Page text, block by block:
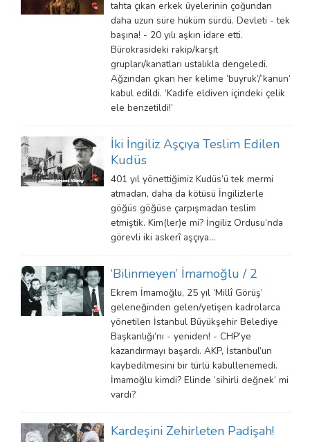
tahta çıkan erkek üyelerinin çoğundan
daha uzun süre hüküm sürdü. Devleti - tek
başına! - 20 yılı aşkın idare etti.
Bürokrasideki rakip/karşıt
grupları/kanatları ustalıkla dengeledi.
Ağzından çıkan her kelime ‘buyruk’/‘kanun’
kabul edildi. ‘Kadife eldiven içindeki çelik
ele benzetildi!’
İki İngiliz Aşçıya Teslim Edilen
Kudüs
401 yıl yönettiğimiz Kudüs’ü tek mermi
atmadan, daha da kötüsü İngilizlerle
göğüs göğüse çarpışmadan teslim
etmiştik. Kim(ler)e mi? İngiliz Ordusu’nda
görevli iki askerî aşçıya…
‘Bilinmeyen’ İmamoğlu / 2
Ekrem İmamoğlu, 25 yıl ‘Millî Görüş’
geleneğinden gelen/yetişen kadrolarca
yönetilen İstanbul Büyükşehir Belediye
Başkanlığı’nı - yeniden! - CHP’ye
kazandırmayı başardı. AKP, İstanbul’un
kaybedilmesini bir türlü kabullenemedi.
İmamoğlu kimdi? Elinde ‘sihirli değnek’ mi
vardı?
Kardeşini Zehirleten Padişah!